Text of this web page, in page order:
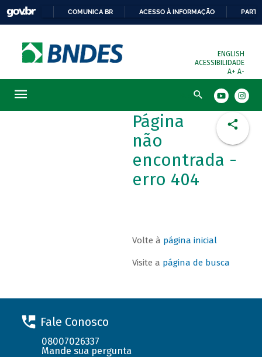
COMUNICA BR ACESSO À INFORMAÇÃO
ENGLISH
ACESSIBILIDADE
A+ A-
Busca
Página
não
encontrada -
erro 404
Volte à página inicial
Visite a página de busca
Fale Conosco
08007026337
Mande sua pergunta